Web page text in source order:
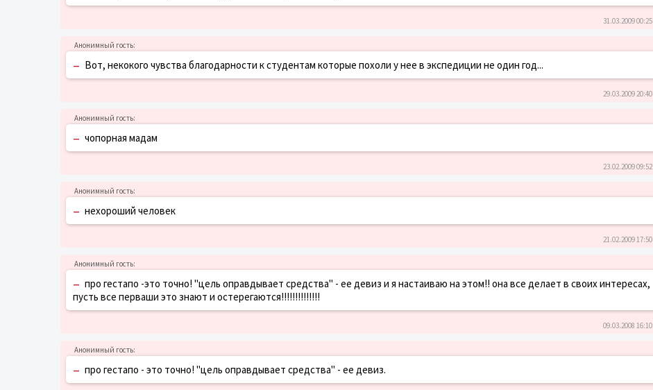
31.03.2009 00:25
– Вот, некокого чувства благодарности к студентам которые похоли у нее в экспедиции не один год...
29.03.2009 20:40
– чопорная мадам
23.02.2009 09:52
– нехороший человек
21.02.2009 17:50
– про гестапо -это точно! "цель оправдывает средства" - ее девиз и я настаиваю на этом!! она все делает в своих интересах,
пусть все перваши это знают и остерегаются!!!!!!!!!!!!!!
09.03.2008 16:10
– про гестапо - это точно! "цель оправдывает средства" - ее девиз.